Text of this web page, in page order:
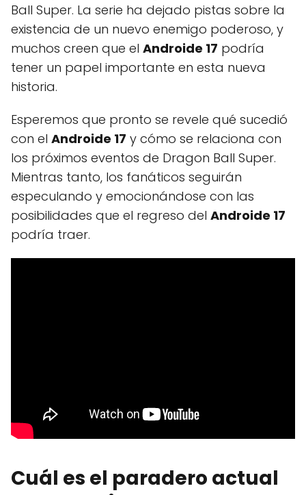
Ball Super. La serie ha dejado pistas sobre la
existencia de un nuevo enemigo poderoso, y
muchos creen que el Androide 17 podría
tener un papel importante en esta nueva
historia.
Esperemos que pronto se revele qué sucedió
con el Androide 17 y cómo se relaciona con
los próximos eventos de Dragon Ball Super.
Mientras tanto, los fanáticos seguirán
especulando y emocionándose con las
posibilidades que el regreso del Androide 17
podría traer.
Cuál es el paradero actual